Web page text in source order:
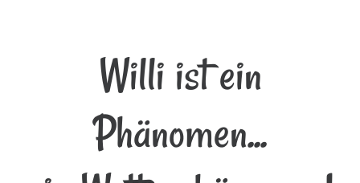
Willi ist ein
Phänomen...